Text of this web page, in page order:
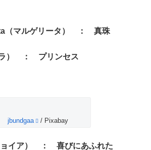
（マルゲリータ） ： 真珠
） ： プリンセス
jbundgaa / Pixabay
イア） ： 喜びにあふれた